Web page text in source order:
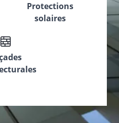
Protections
solaires